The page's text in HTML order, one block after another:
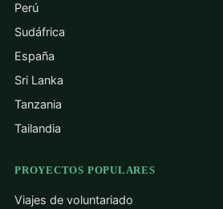
Perú
Sudáfrica
España
Sri Lanka
Tanzania
Tailandia
PROYECTOS POPULARES
Viajes de voluntariado